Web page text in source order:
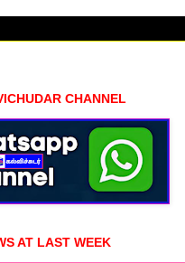
CHANNEL
AT LAST WEEK